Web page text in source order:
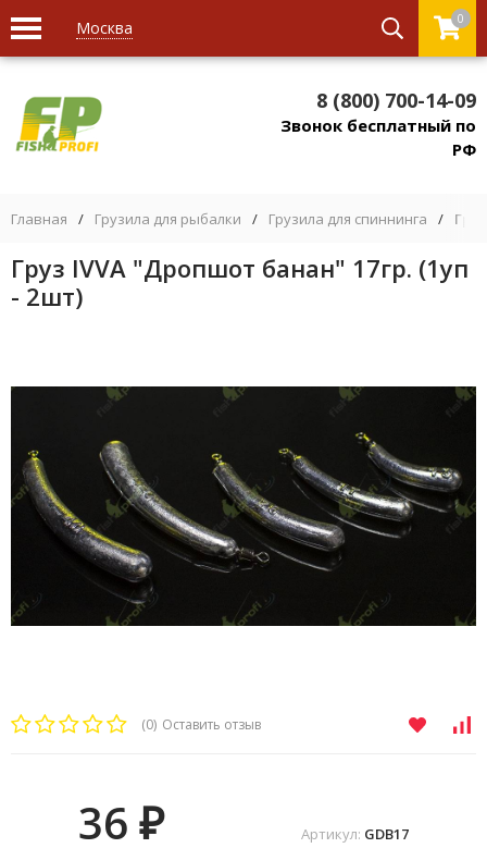
Москва 0
8 (800) 700-14-09
Звонок бесплатный по
РФ
Главная / Грузила для рыбалки / Грузила для спиннинга /
Груз IVVA "Дропшот банан" 17гр. (1уп
- 2шт)
(0) Оставить отзыв
Артикул: GDB17
36₽